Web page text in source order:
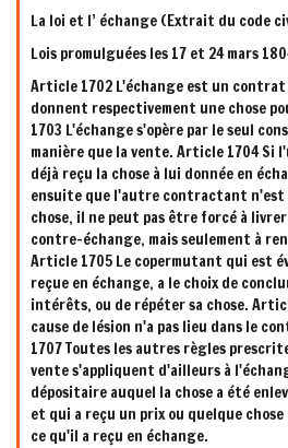
La loi et l’ échange (Extrait du code
Lois promulguées les 17 et 24 mars
Article 1702 L'échange est un
donnent respectivement une chose
1703 L'échange s'opère par le seul
manière que la vente. Article 1704 Si
déjà reçu la chose à lui donnée en
ensuite que l'autre contractant
chose, il ne peut pas être forcé à
contre-échange, mais seulement à
Article 1705 Le copermutant qui est
reçue en échange, a le choix de
intérêts, ou de répéter sa chose.
cause de lésion n'a pas lieu dans le
1707 Toutes les autres règles
vente s'appliquent d'ailleurs à
dépositaire auquel la chose a été
et qui a reçu un prix ou quelque
ce qu'il a reçu en échange.